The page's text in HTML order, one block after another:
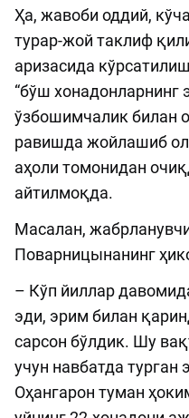
Ҳа, жавоби оддий,
турар-жой таклиф
аризасида
“бўш хонадонларнинг
ўзбошимчалик билан
равишда жойлашиб
аҳоли томонидан
айтилмоқда.
Масалан,
Поварницынанинг
– Кўп йиллар
эди, эрим билан
сарсон бўлдик. Шу
учун навбатда турган
Оҳангарон туман